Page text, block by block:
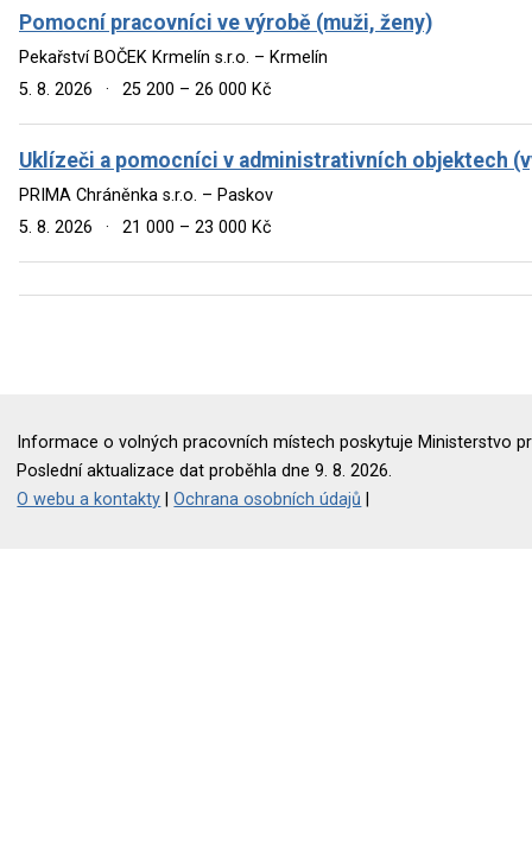
Pomocní pracovníci ve výrobě (muži, ženy)
Pekařství BOČEK Krmelín s.r.o. – Krmelín
5. 8. 2026
· 25 200 – 26 000 Kč
Uklízeči a pomocníci v administrativních objektech
PRIMA Chráněnka s.r.o. – Paskov
5. 8. 2026
· 21 000 – 23 000 Kč
Informace o volných pracovních místech poskytuje Ministerstvo
Poslední aktualizace dat proběhla dne 9. 8. 2026.
O webu a kontakty |Ochrana osobních údajů